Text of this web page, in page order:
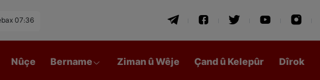
07:36
Nûçe Bername Ziman û Wêje Çand û Kelepûr Dîrok